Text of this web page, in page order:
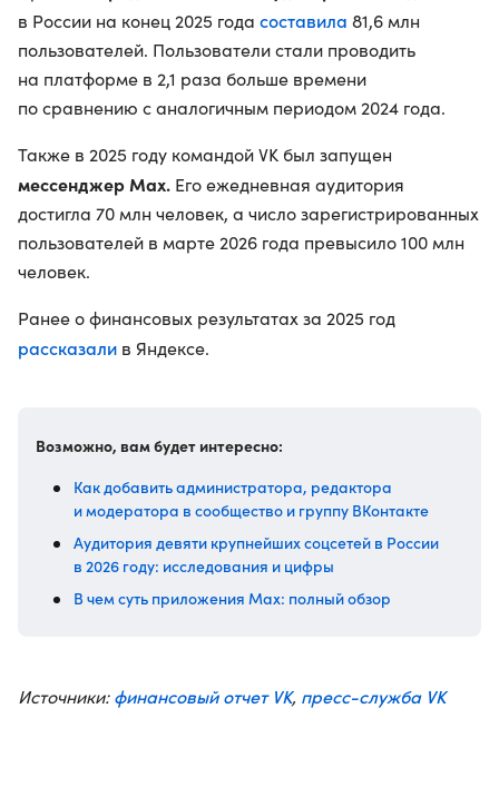
в России на конец 2025 года составила 81,6 млн
пользователей. Пользователи стали проводить
на платформе в 2,1 раза больше времени
по сравнению с аналогичным периодом 2024 года.
Также в 2025 году командой VK был запущен
мессенджер Max. Его ежедневная аудитория
достигла 70 млн человек, а число зарегистрированных
пользователей в марте 2026 года превысило 100 млн
человек.
Ранее о финансовых результатах за 2025 год
рассказали в Яндексе.
Возможно, вам будет интересно:
Как добавить администратора, редактора
и модератора в сообщество и группу ВКонтакте
Аудитория девяти крупнейших соцсетей в России
в 2026 году: исследования и цифры
В чем суть приложения Max: полный обзор
Источники:финансовый отчет VK, пресс-служба VK